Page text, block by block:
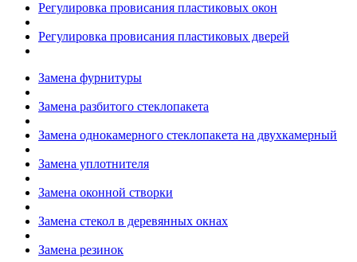
Регулировка провисания пластиковых окон
Регулировка провисания пластиковых дверей
Замена фурнитуры
Замена разбитого стеклопакета
Замена однокамерного стеклопакета на двухкамерный
Замена уплотнителя
Замена оконной створки
Замена стекол в деревянных окнах
Замена резинок